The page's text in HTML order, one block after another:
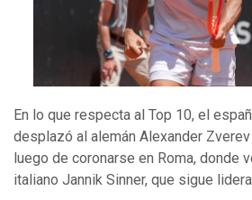
En lo que respecta al Top 10, el
desplazó al alemán Alexander
luego de coronarse en Roma, donde
italiano Jannik Sinner, que sigue